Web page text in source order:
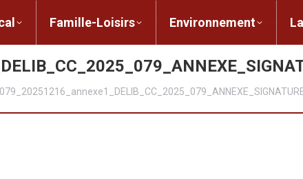
local Famille-Loisirs Environnement
Famille-Loisirs Environnement